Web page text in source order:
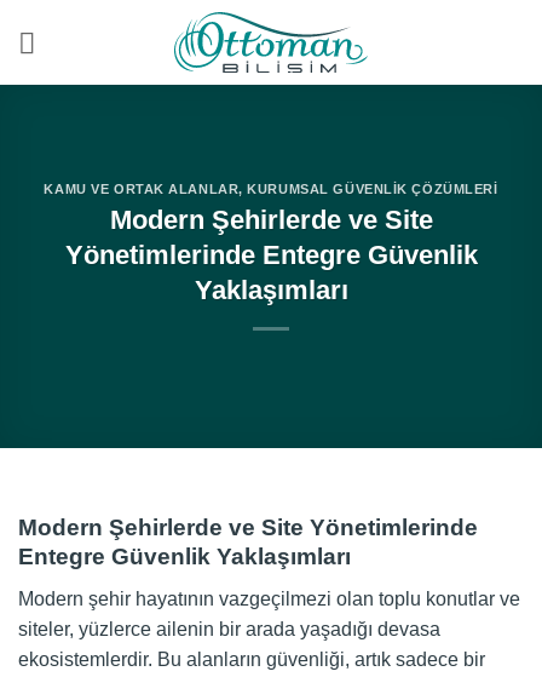
KAMU VE ORTAK ALANLAR,KURUMSAL GÜVENLIK ÇÖZÜMLERI
Modern Şehirlerde ve Site
Yönetimlerinde Entegre Güvenlik
Yaklaşımları
Modern Şehirlerde ve Site Yönetimlerinde
Entegre Güvenlik Yaklaşımları
Modern şehir hayatının vazgeçilmezi olan toplu konutlar ve
siteler, yüzlerce ailenin bir arada yaşadığı devasa
ekosistemlerdir. Bu alanların güvenliği, artık sadece bir